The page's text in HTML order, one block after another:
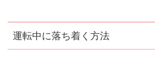
運転中に落ち着く方法